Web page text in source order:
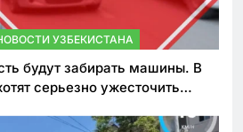
УЗБЕКИСТАНА
будут забирать машины. В
серьезно ужесточить